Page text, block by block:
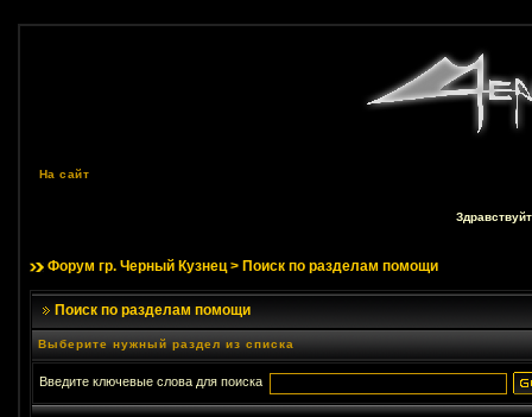
На сайт
Форум гр. Черный Кузнец> Поиск по разделам помощи
Поиск по разделам помощи
Выберите нужный раздел из списка
Введите ключевые слова для поиска